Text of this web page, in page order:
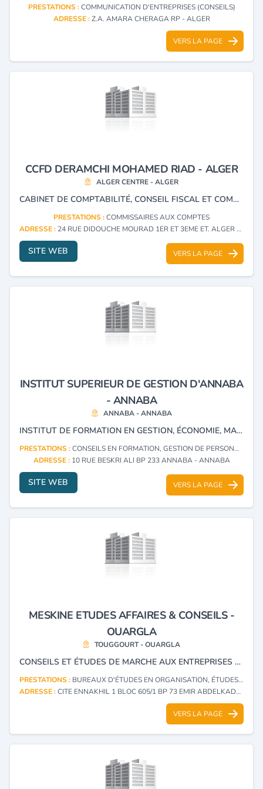
PRESTATIONS :COMMUNICATION D'ENTREPRISES (CONSEILS)
ADRESSE :Z.A. AMARA CHERAGA RP - ALGER
VERS LA PAGE
CCFD DERAMCHI MOHAMED RIAD - ALGER
ALGER CENTRE - ALGER
CABINET DE COMPTABILITÉ, CONSEIL FISCAL ET COMMISSARIAT AUX COMPTES.
PRESTATIONS :COMMISSAIRES AUX COMPTES
ADRESSE : 24 RUE DIDOUCHE MOURAD 1ER ET 3EME ET. ALGER CENTRE - ALGER
SITE WEB VERS LA PAGE
INSTITUT SUPERIEUR DE GESTION D'ANNABA
- ANNABA
ANNABA - ANNABA
INSTITUT DE FORMATION EN GESTION, ÉCONOMIE, MARKETING, FINANCES POUR LES ENTREPRISE , ORGANISATION DES SÉMINAIRES ET FORMATION METIER, CONSEIL POUR LES ENTREPRISES EN GESTION, ÉTUDES DU MARCHE ET ÉLABORATION DE PLANS MARKETING.
PRESTATIONS :CONSEILS EN FORMATION, GESTION DE PERSONNEL
ADRESSE : 10 RUE BESKRI ALI BP 233 ANNABA - ANNABA
SITE WEB VERS LA PAGE
MESKINE ETUDES AFFAIRES & CONSEILS -
OUARGLA
TOUGGOURT - OUARGLA
CONSEILS ET ÉTUDES DE MARCHE AUX ENTREPRISES - ÉTUDES TECHNO, ÉCONOMIQUES, ÉTUDES DE PRODUITS ET/OU CLIENTS, INVESTISSEMENTS CLÉS EN MAINS, SONDAGE, SUIVI ET CONTRÔLE DE RÉALISATION, RECHERCHE MATÉRIELS, PRODUITS, RECHERCHE CLIENTÈLES OU FOURNISSEURS, REPRÉSENTANT D'ENTREPRISE COMMERCIALE, REPRÉSENTATION MULTI-CARTE, AGENCE DE COMMERCE .
PRESTATIONS : BUREAUX D'ÉTUDES EN ORGANISATION, ÉTUDES DE MARCHÉ ET SONDAGES
ADRESSE :CITE ENNAKHIL 1 BLOC 605/1 BP 73 EMIR ABDELKADER TOUGGOURT - OUARGLA
VERS LA PAGE